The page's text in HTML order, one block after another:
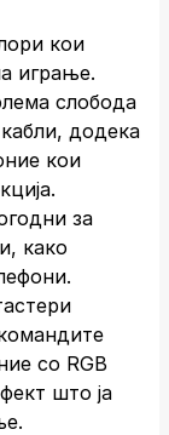
кои
играње.
слобода
додека
кои
за
како
со RGB
што ја